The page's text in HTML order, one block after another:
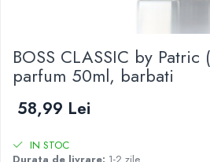
BOSS CLASSIC by
parfum 50ml, barbati
58,99 Lei
IN STOC